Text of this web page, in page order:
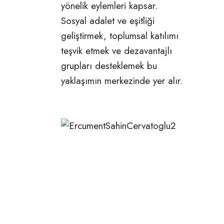
yönelik eylemleri kapsar.
Sosyal adalet ve eşitliği
geliştirmek, toplumsal katılımı
teşvik etmek ve dezavantajlı
grupları desteklemek bu
yaklaşımın merkezinde yer alır.